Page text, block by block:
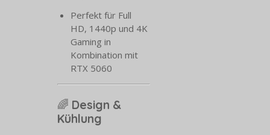
Perfekt für Full
HD, 1440p und 4K
Gaming in
Kombination mit
RTX 5060
🌈 Design &
Kühlung